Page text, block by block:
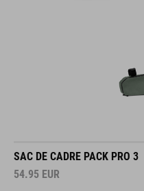
SAC DE CADRE PACK PRO 3
54.95 EUR